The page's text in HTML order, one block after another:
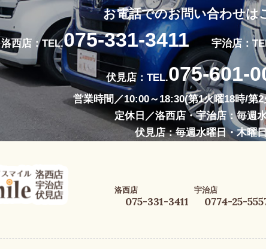
お電話でのお問い合わせは
洛西店：TEL.075-331-3411 宇治店：
伏見店：TEL.075-601-
営業時間／10:00～18:30(第1火曜18時/第
定休日／洛西店・宇治店：毎週
伏見店：毎週水曜日・木曜
洛西店
075-331-3411
宇治店
0774-25-